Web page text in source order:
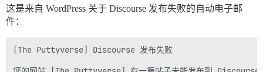
这是来自 WordPress 关于 Discourse 发布失败的自动电子邮
件：
[The Puttyverse] Discourse 发布失败